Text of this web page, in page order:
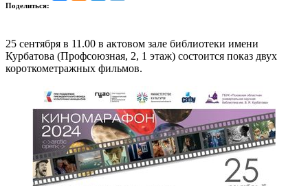
Поделиться:
25 сентября в 11.00 в актовом зале библиотеки имени
Курбатова (Профсоюзная, 2, 1 этаж) состоится показ двух
короткометражных фильмов.